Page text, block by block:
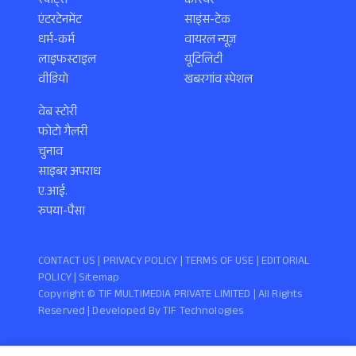
एंटरटेनमेंट
धर्म-कर्म
लाइफस्टाइल
वीडियो
साइंस-टेक
वायरल न्यूज़
यूटिलिटी
खबरगांव स्पेशल
वेब स्टोरी
फोटो गैलरी
चुनाव
साइबर अपराध
ए.आई.
रुपया-पैसा
Copyright ©️ TIF MULTIMEDIA PRIVATE LIMITED | All Rights
Reserved | Developed ByTIF Technologies
CONTACT US | PRIVACY POLICY |TERMS OF USE | EDITORIAL
POLICY| Sitemap